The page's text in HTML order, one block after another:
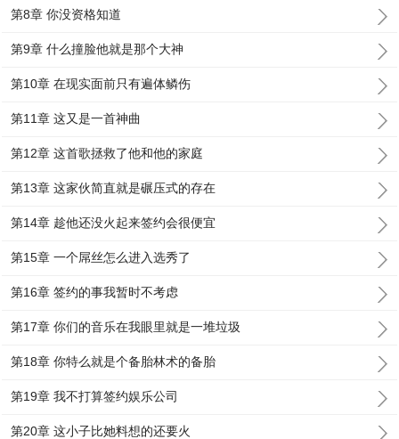
第8章 你没资格知道
第9章 什么撞脸他就是那个大神
第10章 在现实面前只有遍体鳞伤
第11章 这又是一首神曲
第12章 这首歌拯救了他和他的家庭
第13章 这家伙简直就是碾压式的存在
第14章 趁他还没火起来签约会很便宜
第15章 一个屌丝怎么进入选秀了
第16章 签约的事我暂时不考虑
第17章 你们的音乐在我眼里就是一堆垃圾
第18章 你特么就是个备胎林术的备胎
第19章 我不打算签约娱乐公司
第20章 这小子比她料想的还要火